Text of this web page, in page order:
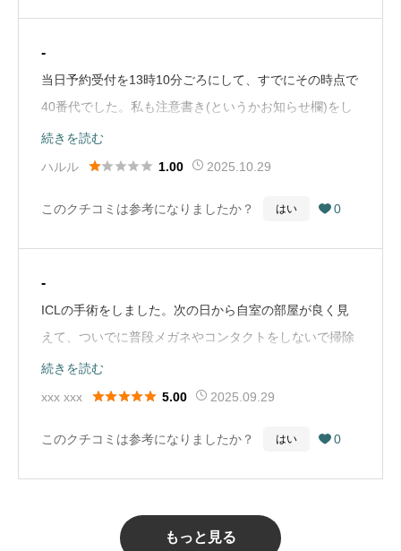
れます。レンズを2枚重ねても全く違和感ありません。
飛蚊症のレーザーもしていただきました。先生、受付や
スタッフの皆様本当にありがとうございました。
（Google Mapから引用）
-
当日予約受付を13時10分ごろにして、すでにその時点で
40番代でした。私も注意書き(というかお知らせ欄)をし
っかり確認できていなかったのですが、初診は16時半ま
でに来ないといけなかったみたいです。(到着してから順
ていたのですが、なかなか呼ばれず呼ばれなくとも17時
を記載して欲しいと思いました。(一見さんには厳しいん
ですかね？)またメールや、順番待ちの画面でも記載して
もらえればよかったと思いました。目がパンパンに腫れ
た状態でも帰宅させられたのでもうここは行かないと決
続きを読む
ハルル
 1.00 2025.10.29
このクチコミは参考になりましたか？ はい  0
-
ICLの手術をしました。次の日から自室の部屋が良く見
えて、ついでに普段メガネやコンタクトをしないで掃除
をしていた浴室の汚れもものすごく気になりました。赤
みが取れるのに予定よりも少し時間がかかりましたがき
トの汚れによって夕方になるにつれて見えにくいことも
ます。（Google Mapから引用）
続きを読む
xxx xxx
 5.00 2025.09.29
このクチコミは参考になりましたか？ はい  0
もっと見る